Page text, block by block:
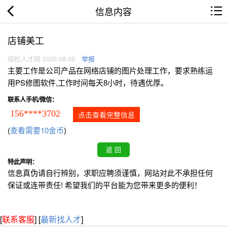
信息内容
店铺美工
宿松人才网 2026.08.09 举报
主要工作是公司产品在网络店铺的图片处理工作，要求熟练运
用PS修图软件,工作时间每天8小时，待遇优厚。
联系人手机/微信：
156****3702 点击查看完整信息
(查看需要10金币)
特此声明：
信息真伪请自行辨别，求职应聘须谨慎，网站对此不承担任何
保证或连带责任! 希望我们的平台能为您带来更多的便利！
[联系客服] [最新找人才]